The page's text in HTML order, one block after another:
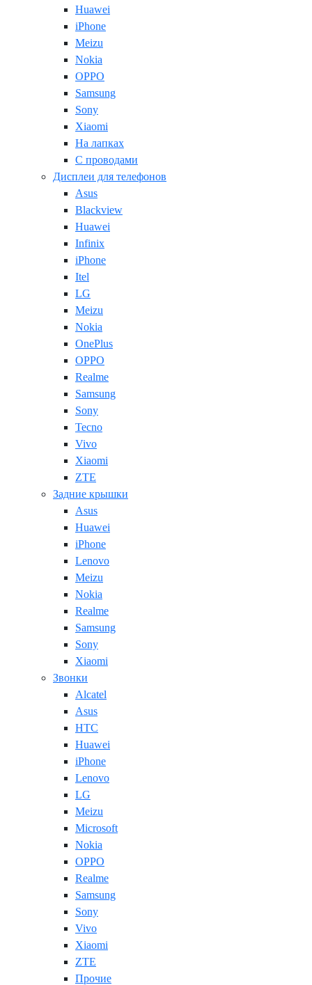
Huawei
iPhone
Meizu
Nokia
OPPO
Samsung
Sony
Xiaomi
На лапках
С проводами
Дисплеи для телефонов
Asus
Blackview
Huawei
Infinix
iPhone
Itel
LG
Meizu
Nokia
OnePlus
OPPO
Realme
Samsung
Sony
Tecno
Vivo
Xiaomi
ZTE
Задние крышки
Asus
Huawei
iPhone
Lenovo
Meizu
Nokia
Realme
Samsung
Sony
Xiaomi
Звонки
Alcatel
Asus
HTC
Huawei
iPhone
Lenovo
LG
Meizu
Microsoft
Nokia
OPPO
Realme
Samsung
Sony
Vivo
Xiaomi
ZTE
Прочие